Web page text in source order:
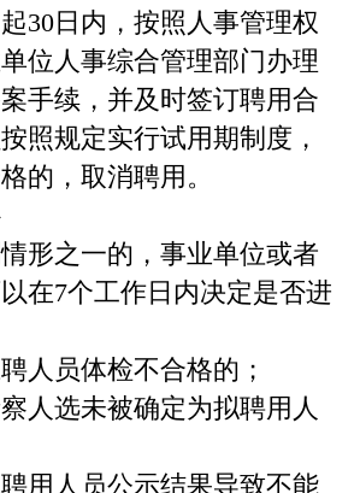
30日内，按照人事管理权
位人事综合管理部门办理
手续，并及时签订聘用合
照规定实行试用期制度，
的，取消聘用。
之一的，事业单位或者
在7个工作日内决定是否进
员体检不合格的；
选未被确定为拟聘用人
人员公示结果导致不能